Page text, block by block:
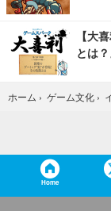
【大
とは
ホーム › ゲーム文化 ›
Home